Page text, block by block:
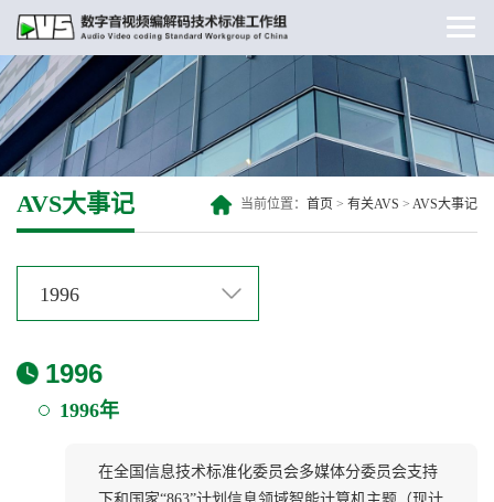
AVS大事记 当前位置： 首页 > 有关AVS > AVS大事记
1996
1996
1996年
在全国信息技术标准化委员会多媒体分委员会支持